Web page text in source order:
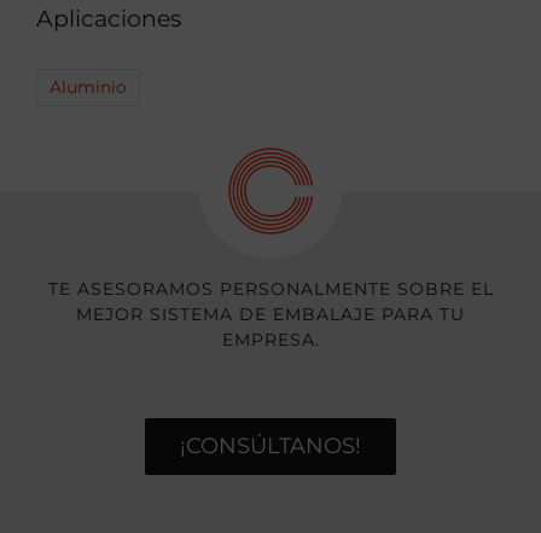
Aplicaciones
Aluminio
TE ASESORAMOS PERSONALMENTE SOBRE EL
MEJOR SISTEMA DE EMBALAJE PARA TU
EMPRESA.
¡CONSÚLTANOS!